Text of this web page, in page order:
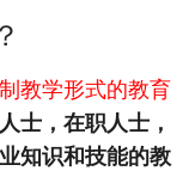
学费
报名流程
教学形式的教育
士，在职人士，
知识和技能的教